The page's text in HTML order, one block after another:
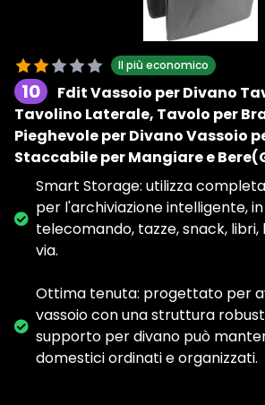
Il più economico
10
Fdit Vassoio per Divano
Tavolino Laterale, Tavolo per
Pieghevole per Divano Vassoio
Staccabile per Mangiare e
Smart Storage: utilizza
per l'archiviazione intelligente,
telecomando, tazze, snack,
via.
Ottima tenuta: progettato per
vassoio con una struttura
supporto per divano può
domestici ordinati e organizzati.